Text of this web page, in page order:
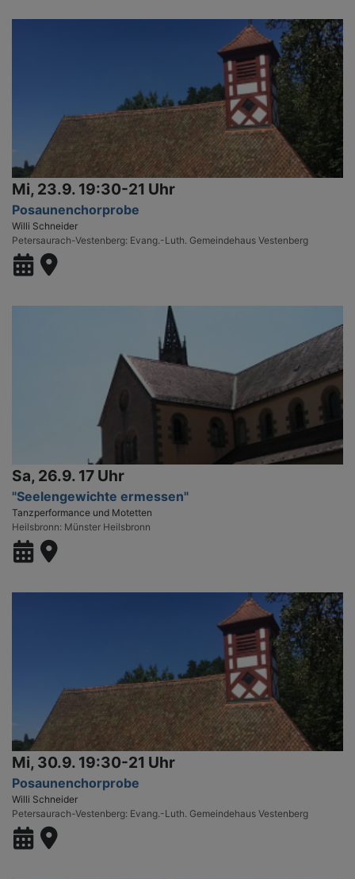
Mi, 23.9. 19:30-21 Uhr
Posaunenchorprobe
Willi Schneider
Petersaurach-Vestenberg Evang.-Luth. Gemeindehaus Vestenberg
Sa, 26.9. 17 Uhr
"Seelengewichte ermessen"
Tanzperformance und Motetten
Heilsbronn Münster Heilsbronn
Mi, 30.9. 19:30-21 Uhr
Posaunenchorprobe
Willi Schneider
Petersaurach-Vestenberg Evang.-Luth. Gemeindehaus Vestenberg